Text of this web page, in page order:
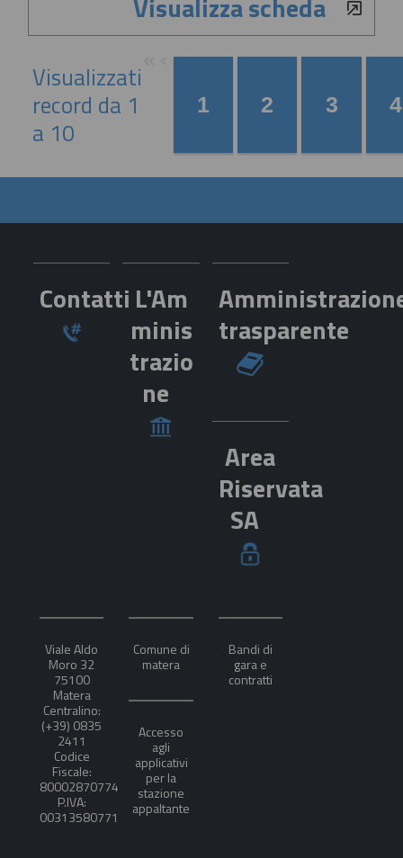
Visualizza scheda
Visualizzati
record da 1
a 10
ContattiL'Am
minis
trazio
ne
trasparente
Area
Riservata
SA
Viale Aldo
Moro 32
75100
Matera
Centralino:
(+39) 0835
2411
Codice
Fiscale:
80002870774
P.IVA:
00313580771
Comune di
matera
Bandi di
gara e
contratti
Accesso
agli
applicativi
per la
stazione
appaltante